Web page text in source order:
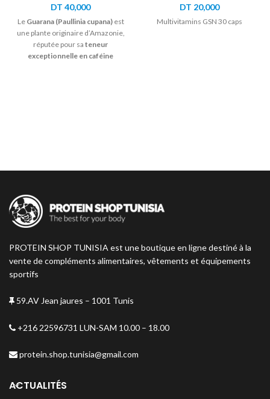
DT 40,000
Le Guarana (Paullinia cupana)est
une plante originaire d’Amazonie,
réputée pour sa teneur
exceptionnelle en caféine
soutenant les performances
DT 20,000
Multivitamins GSN 30 caps
PROTEIN SHOP TUNISIA est une boutique en ligne destiné à la
vente de compléments alimentaires, vêtements et équipements
sportifs
59.AV Jean jaures – 1001 Tunis
+216 22596731 LUN-SAM 10.00 – 18.00
protein.shop.tunisia@gmail.com
ACTUALITÉS